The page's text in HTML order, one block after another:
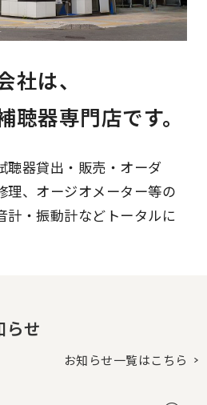
社は、
聴器専門店です。
聴器貸出・販売・オーダ
理、オージオメーター等の
計・振動計などトータルに
らせ
お知らせ一覧はこちら